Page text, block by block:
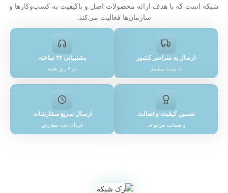
شبکه است که با هدف ارائه محصولات اصل و باکیفیت به کسب‌وکارها و
سازمان‌ها فعالیت می‌کند.
ارسال به سراسر کشور
با پست پیشتاز
پشتیبانی ۲۴ ساعته
در ۷ روز هفته
تضمین کیفیت و اصالت
و ضمانت مرجوعی
ارسال سریع سفارشات
فردای ثبت سفارش